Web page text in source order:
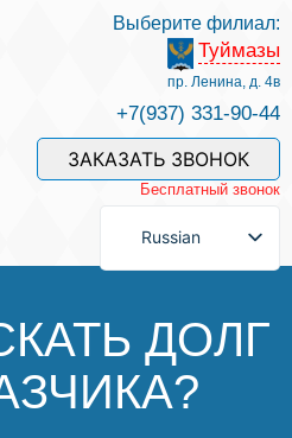
Выберите филиал:
Туймазы
пр. Ленина, д. 4в
+7(937) 331-90-44
ЗАКАЗАТЬ ЗВОНОК
Бесплатный звонок
Russian
ДОЛГ